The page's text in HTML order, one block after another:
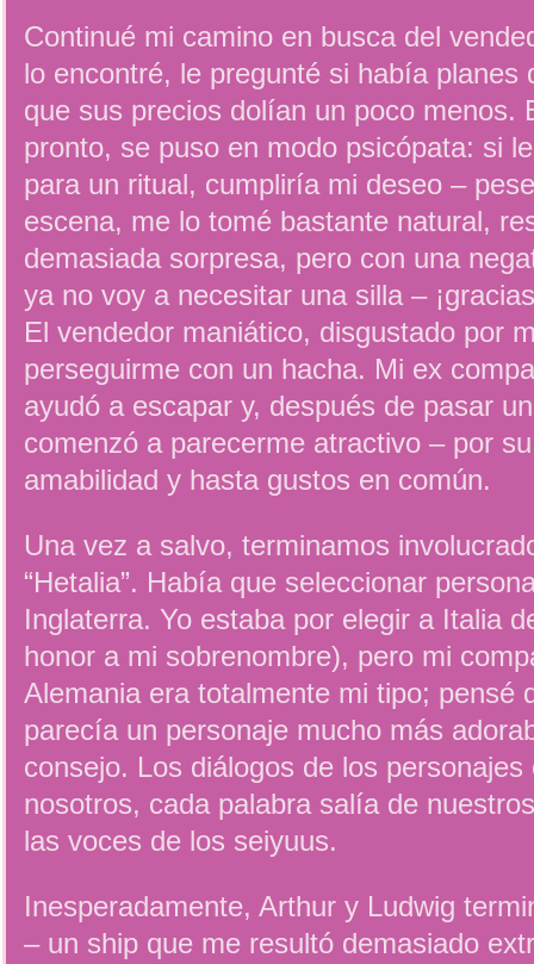
Continué mi camino en busca del
lo encontré, le pregunté si había planes
que sus precios dolían un poco menos.
pronto, se puso en modo psicópata: si
para un ritual, cumpliría mi deseo –
escena, me lo tomé bastante natural,
demasiada sorpresa, pero con una
ya no voy a necesitar una silla –
El vendedor maniático, disgustado por
perseguirme con un hacha. Mi ex
ayudó a escapar y, después de pasar
comenzó a parecerme atractivo – por
amabilidad y hasta gustos en común.
Una vez a salvo, terminamos
“Hetalia”. Había que seleccionar
Inglaterra. Yo estaba por elegir a Italia
honor a mi sobrenombre), pero mi
Alemania era totalmente mi tipo; pensé
parecía un personaje mucho más
consejo. Los diálogos de los
nosotros, cada palabra salía de
las voces de los seiyuus.
Inesperadamente, Arthur y Ludwig
– un ship que me resultó demasiado